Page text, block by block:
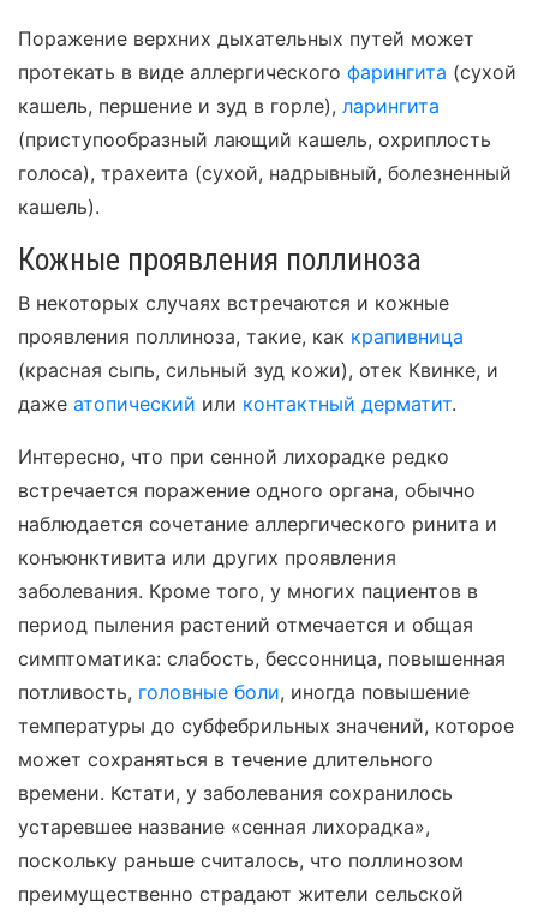
Поражение верхних дыхательных путей может
протекать в виде аллергического фарингита (сухой
кашель, першение и зуд в горле), ларингита
(приступообразный лающий кашель, охриплость
голоса), трахеита (сухой, надрывный, болезненный
кашель).
Кожные проявления поллиноза
В некоторых случаях встречаются и кожные
проявления поллиноза, такие, как крапивница
(красная сыпь, сильный зуд кожи), отек Квинке, и
даже атопический или контактный дерматит.
Интересно, что при сенной лихорадке редко
встречается поражение одного органа, обычно
наблюдается сочетание аллергического ринита и
конъюнктивита или других проявления
заболевания. Кроме того, у многих пациентов в
период пыления растений отмечается и общая
симптоматика: слабость, бессонница, повышенная
потливость, головные боли, иногда повышение
температуры до субфебрильных значений, которое
может сохраняться в течение длительного
времени. Кстати, у заболевания сохранилось
устаревшее название «сенная лихорадка»,
поскольку раньше считалось, что поллинозом
преимущественно страдают жители сельской